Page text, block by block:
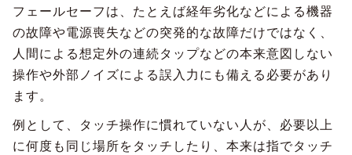
フェールセーフは、たとえば経年劣化などによる機器
の故障や電源喪失などの突発的な故障だけではなく、
人間による想定外の連続タップなどの本来意図しない
操作や外部ノイズによる誤入力にも備える必要があり
ます。
例として、タッチ操作に慣れていない人が、必要以上
に何度も同じ場所をタッチしたり、本来は指でタッチ